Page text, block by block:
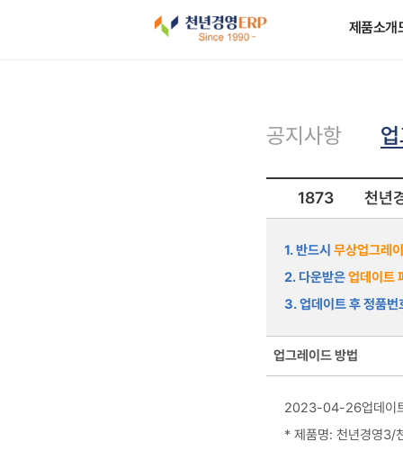
제품소개
공지사항
1873 천년
1. 반드시무상업그레
2. 다운받은업데이트
3. 업데이트 후 정품
업그레이드 방법
2023-04-26업데이
* 제품명: 천년경영3/